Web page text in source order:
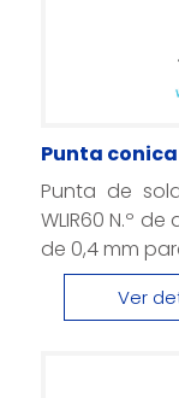
Punta
Punta de
WLIR60 N.º
de 0,4 mm
Ver